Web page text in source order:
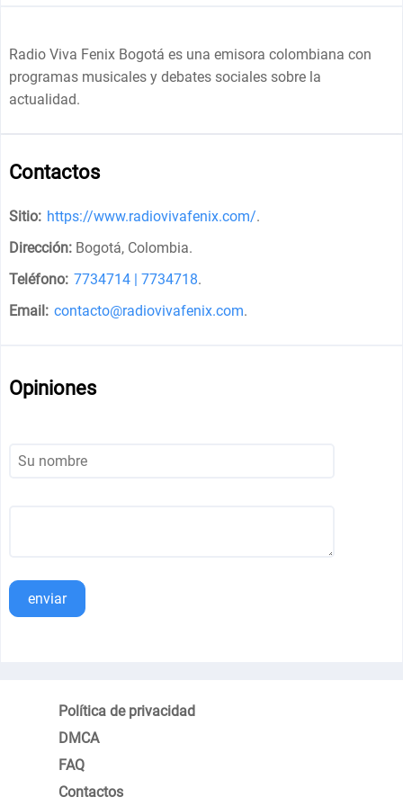
Radio Viva Fenix Bogotá es una emisora colombiana con
programas musicales y debates sociales sobre la
actualidad.
Contactos
Sitio: https://www.radiovivafenix.com/.
Dirección: Bogotá, Colombia.
Teléfono: 7734714 | 7734718.
Email: contacto@radiovivafenix.com.
Opiniones
enviar
Política de privacidad
DMCA
FAQ
Contactos